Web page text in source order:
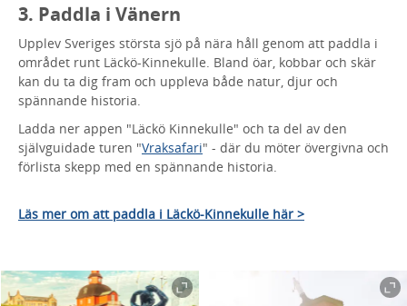
3. Paddla i Vänern
Upplev Sveriges största sjö på nära håll genom att paddla i
området runt Läckö-Kinnekulle. Bland öar, kobbar och skär
kan du ta dig fram och uppleva både natur, djur och
spännande historia.
Ladda ner appen "Läckö Kinnekulle" och ta del av den
självguidade turen "Vraksafari" - där du möter övergivna och
förlista skepp med en spännande historia.
Läs mer om att paddla i Läckö-Kinnekulle här >